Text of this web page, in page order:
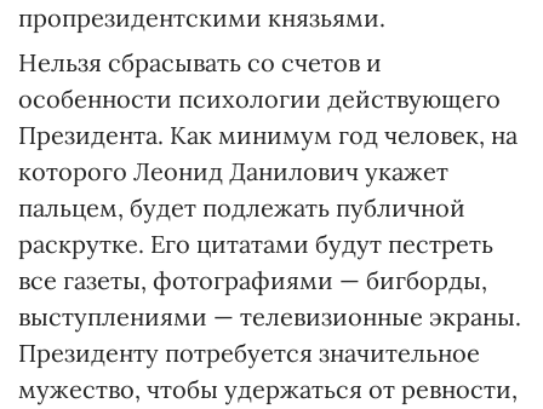
пропрезидентскими князьями.
Нельзя сбрасывать со счетов и
особенности психологии действующего
Президента. Как минимум год человек, на
которого Леонид Данилович укажет
пальцем, будет подлежать публичной
раскрутке. Его цитатами будут пестреть
все газеты, фотографиями — бигборды,
выступлениями — телевизионные экраны.
Президенту потребуется значительное
мужество, чтобы удержаться от ревности,